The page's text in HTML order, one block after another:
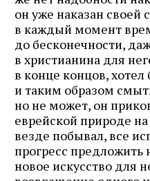
он уже наказан своей
в каждый момент
до бесконечности,
в христианина для
в конце концов,
и таким образом
но не может, он
еврейской природе
везде побывал, все
прогресс предложить
новое искусство для